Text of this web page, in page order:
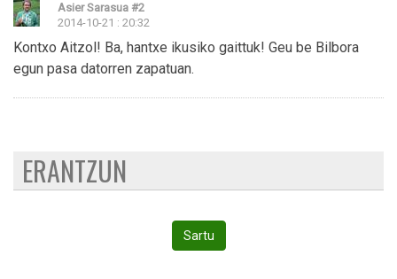
Asier Sarasua #2
2014-10-21 : 20:32
Kontxo Aitzol! Ba, hantxe ikusiko gaittuk! Geu be Bilbora
egun pasa datorren zapatuan.
ERANTZUN
Sartu